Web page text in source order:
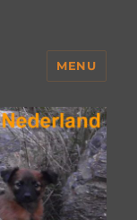
MENU